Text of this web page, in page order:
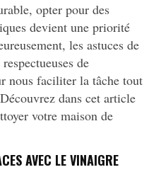
opter pour des
devient une priorité
les astuces de
de
nous faciliter la tâche tout
dans cet article
votre maison de
AVEC LE VINAIGRE